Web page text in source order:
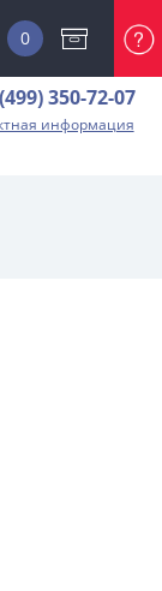
0
350-72-07
информация